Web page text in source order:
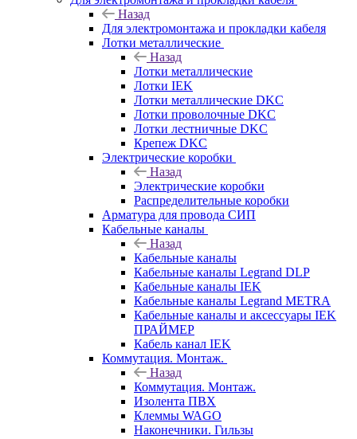
Назад
Для электромонтажа и прокладки кабеля
Лотки металлические
Назад
Лотки металлические
Лотки IEK
Лотки металлические DKC
Лотки проволочные DKC
Лотки лестничные DKC
Крепеж DKC
Электрические коробки
Назад
Электрические коробки
Распределительные коробки
Арматура для провода СИП
Кабельные каналы
Назад
Кабельные каналы
Кабельные каналы Legrand DLP
Кабельные каналы IEK
Кабельные каналы Legrand METRA
Кабельные каналы и аксессуары IEK
ПРАЙМЕР
Кабель канал IEK
Коммутация. Монтаж.
Назад
Коммутация. Монтаж.
Изолента ПВХ
Клеммы WAGO
Наконечники. Гильзы